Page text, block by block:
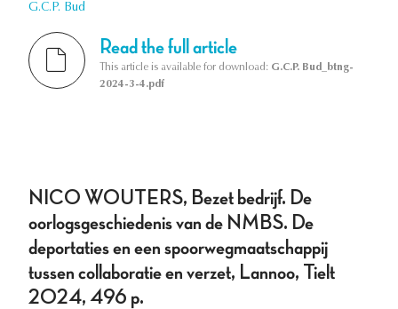
G.C.P. Bud
Read the full article
This article is available for download: G.C.P. Bud_btng-
2024-3-4.pdf
NICO WOUTERS, Bezet bedrijf. De
oorlogsgeschiedenis van de NMBS. De
deportaties en een spoorwegmaatschappij
tussen collaboratie en verzet, Lannoo, Tielt
2024, 496 p.